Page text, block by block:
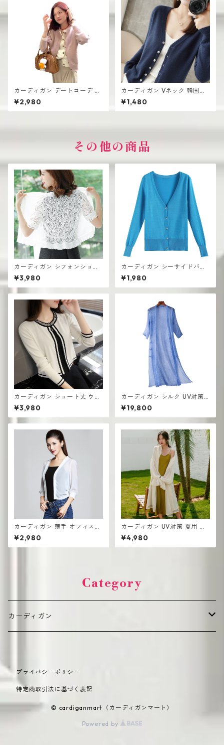
カーディガン デートコーデ シ
ョート丈 レディース 前開きデ
ザイン 韓国風 高見え
¥2,980
カーディガン Vネック 韓国ト
レンド レディース 前開きデザ
イン 無地
¥1,480
その他の商品
カーディガン シフォンショー
ル 夏用 多目的ショート レース
UV対策 薄手
¥3,980
カーディガン シーサイドバケ
ーション 春夏 Vネック 長袖 セ
ーター レディース エアコン対
策 日焼け止め
¥1,980
カーディガン ショート丈 ウエ
スタンスタイル 薄手 ニット 春
秋 ショールス
¥3,980
カーディガン シルク UV対策
薄手 コートロングショール
¥19,800
カーディガン 薄手 オフィスカ
ジュアル レディース 羽織り き
れいめ
¥2,980
カーディガン UV対策 夏用 薄
手 ランタンスリーブ シフォ ロ
ング丈
¥4,980
Category
カーディガン
カジュアル
オーバーサイズ
オフィス・きれいめ（通勤・フォーマル向け）
ショート丈
季節別・機能性（シーズン・機能重視）
プライバシーポリシー
特定商取引法に基づく表記
© cardiganmart（カーディガンマート）
Powered by